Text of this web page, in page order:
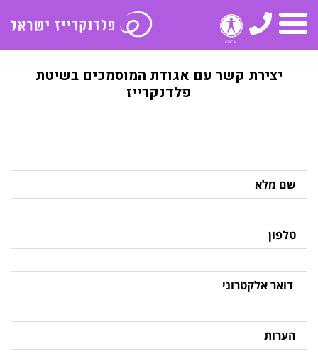
תפריט
טלפון
יצירת קשר עם אגודת המוסמכים בשיטת
פלדנקרייז
מלא
טלפון
אלקטרוני
הערות